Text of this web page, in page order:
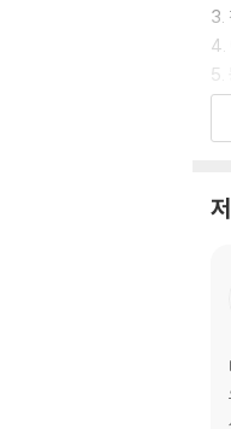
3.
4.
5.
6.
제